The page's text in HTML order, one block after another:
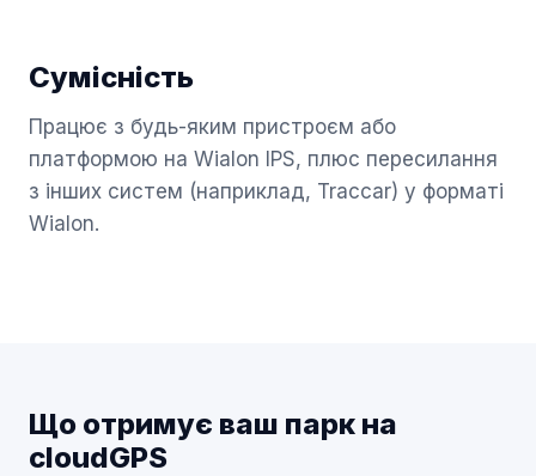
Сумісність
Працює з будь-яким пристроєм або
платформою на Wialon IPS, плюс пересилання
з інших систем (наприклад, Traccar) у форматі
Wialon.
Що отримує ваш парк на
cloudGPS